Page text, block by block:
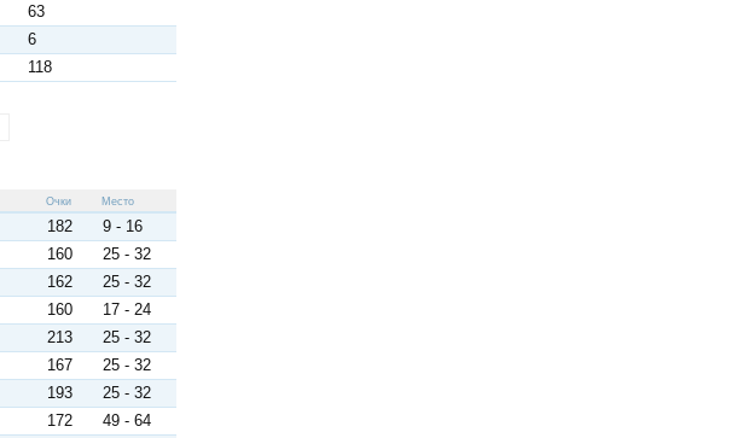
63
6
118
Очки Место
182
9 - 16
160
25 - 32
162
25 - 32
160
17 - 24
213
25 - 32
167
25 - 32
193
25 - 32
172
49 - 64